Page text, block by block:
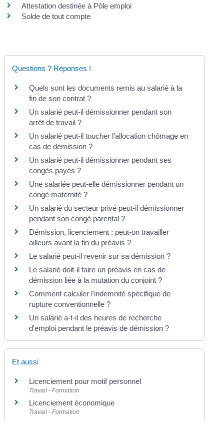
Attestation destinée à Pôle emploi
Solde de tout compte
Questions ? Réponses !
Quels sont les documents remis au salarié à la
fin de son contrat ?
Un salarié peut-il démissionner pendant son
arrêt de travail ?
Un salarié peut-il toucher l'allocation chômage en
cas de démission ?
Un salarié peut-il démissionner pendant ses
congés payés ?
Une salariée peut-elle démissionner pendant un
congé maternité ?
Un salarié du secteur privé peut-il démissionner
pendant son congé parental ?
Démission, licenciement : peut-on travailler
ailleurs avant la fin du préavis ?
Le salarié peut-il revenir sur sa démission ?
Le salarié doit-il faire un préavis en cas de
démission liée à la mutation du conjoint ?
Comment calculer l'indemnité spécifique de
rupture conventionnelle ?
Un salarié a-t-il des heures de recherche
d'emploi pendant le préavis de démission ?
Et aussi
Licenciement pour motif personnel
Travail - Formation
Licenciement économique
Travail - Formation